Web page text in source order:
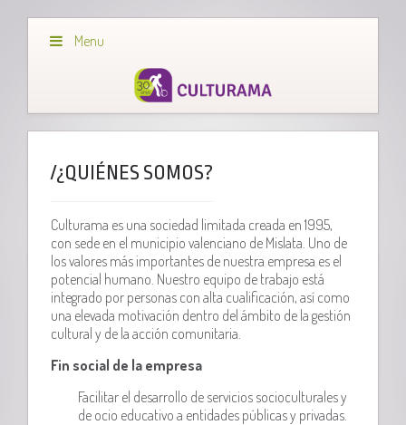
Menu
/¿QUIÉNES SOMOS?
Culturama es una sociedad limitada creada en 1995,
con sede en el municipio valenciano de Mislata. Uno de
los valores más importantes de nuestra empresa es el
potencial humano. Nuestro equipo de trabajo está
integrado por personas con alta cualificación, así como
una elevada motivación dentro del ámbito de la gestión
cultural y de la acción comunitaria.
Fin social de la empresa
Facilitar el desarrollo de servicios socioculturales y
de ocio educativo a entidades públicas y privadas.